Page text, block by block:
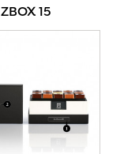
ZBOX 15